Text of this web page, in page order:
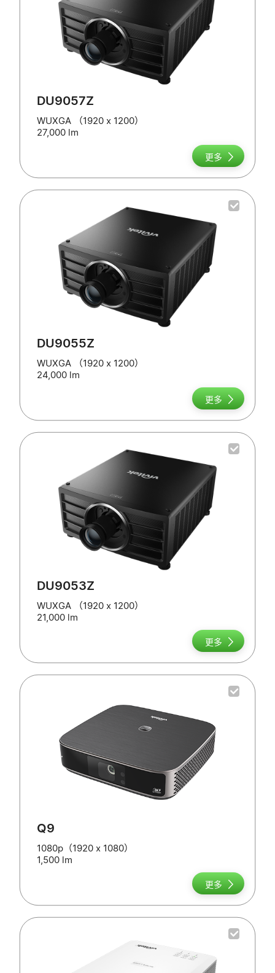
DU9057Z
WUXGA （1920 x 1200）
27,000 lm
更多
DU9055Z
WUXGA （1920 x 1200）
24,000 lm
更多
DU9053Z
WUXGA （1920 x 1200）
21,000 lm
更多
Q9
1080p（1920 x 1080）
1,500 lm
更多